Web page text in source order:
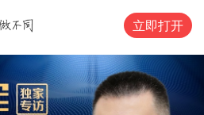
立即打开